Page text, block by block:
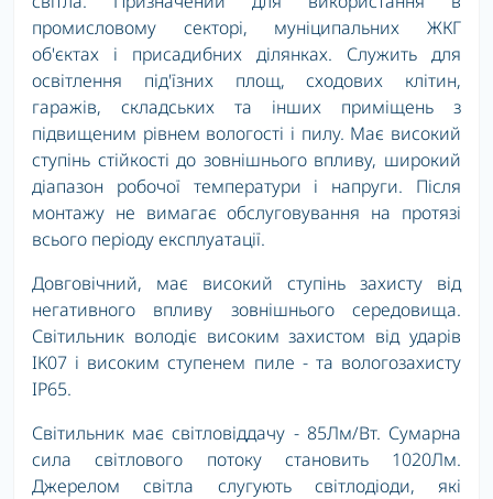
промисловому секторі, муніципальних ЖКГ
об'єктах і присадибних ділянках. Служить для
освітлення під'їзних площ, сходових клітин,
гаражів, складських та інших приміщень з
підвищеним рівнем вологості і пилу. Має високий
ступінь стійкості до зовнішнього впливу, широкий
діапазон робочої температури і напруги. Після
монтажу не вимагає обслуговування на протязі
всього періоду експлуатації.
Довговічний, має високий ступінь захисту від
негативного впливу зовнішнього середовища.
Світильник володіє високим захистом від ударів
IK07 і високим ступенем пиле - та вологозахисту
IP65.
Світильник має світловіддачу - 85Лм/Вт. Сумарна
сила світлового потоку становить 1020Лм.
Джерелом світла слугують світлодіоди, які